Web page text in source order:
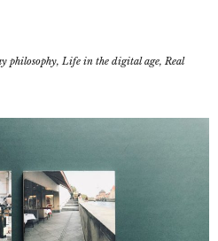
philosophy, Life in the digital age, Real